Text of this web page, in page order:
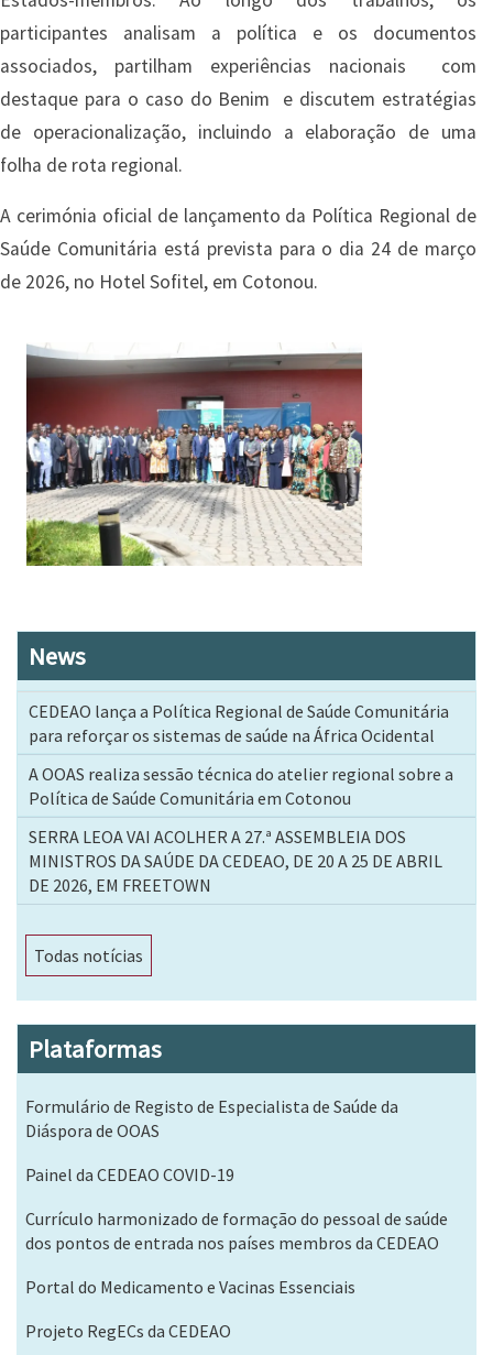
participantes analisam a política e os documentos
associados, partilham experiências nacionais com
destaque para o caso do Benim e discutem estratégias
de operacionalização, incluindo a elaboração de uma
folha de rota regional.
A cerimónia oficial de lançamento da Política Regional de
Saúde Comunitária está prevista para o dia 24 de março
de 2026, no Hotel Sofitel, em Cotonou.
Imagem
News
CEDEAO lança a Política Regional de Saúde Comunitária
para reforçar os sistemas de saúde na África Ocidental
A OOAS realiza sessão técnica do atelier regional sobre a
Política de Saúde Comunitária em Cotonou
SERRA LEOA VAI ACOLHER A 27.ª ASSEMBLEIA DOS
MINISTROS DA SAÚDE DA CEDEAO, DE 20 A 25 DE ABRIL
DE 2026, EM FREETOWN
Todas notícias
Plataformas
Formulário de Registo de Especialista de Saúde da
Diáspora de OOAS
Painel da CEDEAO COVID-19
Currículo harmonizado de formação do pessoal de saúde
dos pontos de entrada nos países membros da CEDEAO
Portal do Medicamento e Vacinas Essenciais
Projeto RegECs da CEDEAO